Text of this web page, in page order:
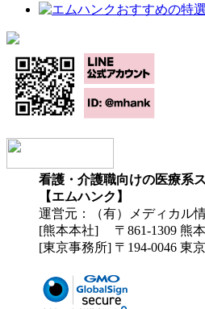
看護・介護職向けの医療系
【エムハンク】
運営元：（有）メディカル
[熊本本社] 〒861-1309 熊
[東京事務所] 〒194-0046 東